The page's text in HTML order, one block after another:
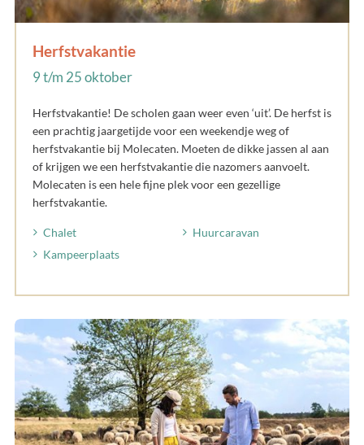
Herfstvakantie
9 t/m 25 oktober
Herfstvakantie! De scholen gaan weer even ‘uit’. De herfst is
een prachtig jaargetijde voor een weekendje weg of
herfstvakantie bij Molecaten. Moeten de dikke jassen al aan
of krijgen we een herfstvakantie die nazomers aanvoelt.
Molecaten is een hele fijne plek voor een gezellige
herfstvakantie.
Chalet
Huurcaravan
Kampeerplaats